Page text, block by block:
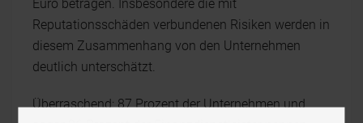
Euro betragen. Insbesondere die mit
Reputationsschäden verbundenen Risiken werden in
diesem Zusammenhang von den Unternehmen
deutlich unterschätzt.
Überraschend: 87 Prozent der Unternehmen und